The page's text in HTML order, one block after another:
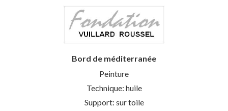
Bord de méditerranée
Peinture
Technique: huile
Support: sur toile